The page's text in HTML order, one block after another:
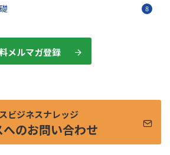
8
メルマガ登録
ビジネスナレッジ
へのお問い合わせ